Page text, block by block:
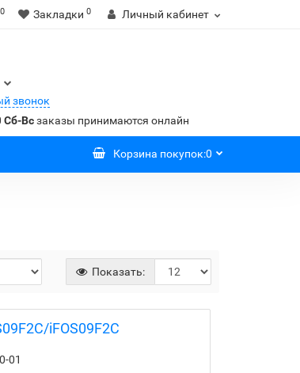
0 Закладки 0 Личный кабинет
звонок
Сб-Всзаказы принимаются онлайн
Корзина покупок:0
Показать:
iFOS09F2С
01